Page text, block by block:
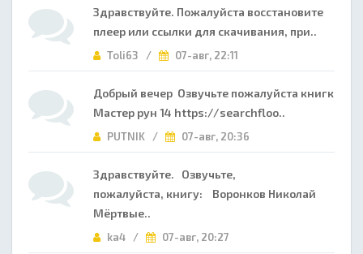
Здравствуйте. Пожалуйста восстановите
плеер или ссылки для скачивания, при..
Toli63 / 07-авг, 22:11
Добрый вечер Озвучьте пожалуйста книгк
Мастер рун 14 https://searchfloo..
PUTNIK / 07-авг, 20:36
Здравствуйте. Озвучьте,
пожалуйста, книгу: Воронков Николай
Мёртвые..
ka4 / 07-авг, 20:27